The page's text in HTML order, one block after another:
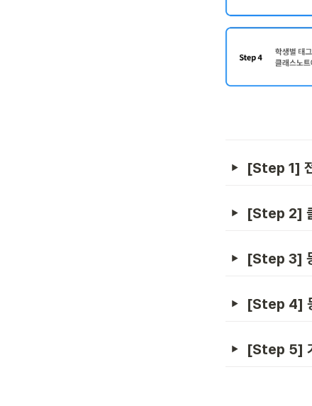
[Step 1] 전
[Step 2] 클
[Step 3] 등
[Step 4]
[Step 5] 기